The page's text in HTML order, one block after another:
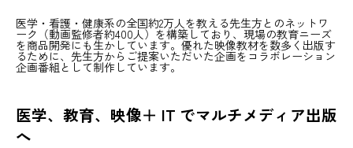
医学・看護・健康系の全国約2万人を教える先生方とのネットワ
ーク（動画監修者約400人）を構築しており、現場の教育ニーズ
を商品開発にも生かしています。優れた映像教材を数多く出版す
るために、先生方からご提案いただいた企画をコラボレーション
企画番組として制作しています。
医学、教育、映像＋ IT でマルチメディア出版
へ